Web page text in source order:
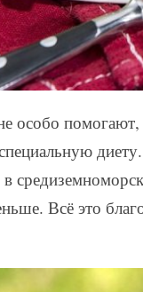
особо помогают,
Всё это